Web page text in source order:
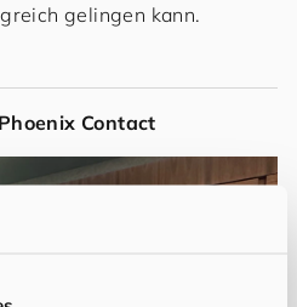
gelingen kann.
Contact